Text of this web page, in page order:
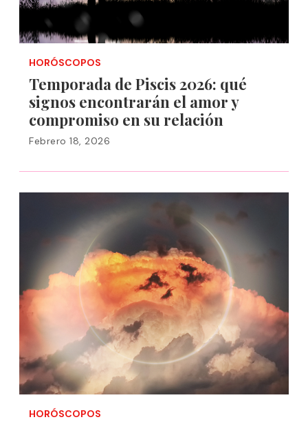
HORÓSCOPOS
Temporada de Piscis 2026: qué
signos encontrarán el amor y
compromiso en su relación
Febrero 18, 2026
HORÓSCOPOS